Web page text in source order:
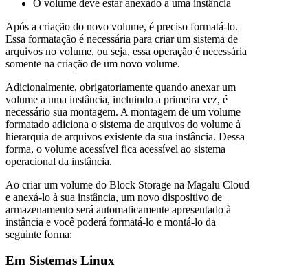
O volume deve estar anexado a uma instância
Após a criação do novo volume, é preciso formatá-lo.
Essa formatação é necessária para criar um sistema de
arquivos no volume, ou seja, essa operação é necessária
somente na criação de um novo volume.
Adicionalmente, obrigatoriamente quando anexar um
volume a uma instância, incluindo a primeira vez, é
necessário sua montagem. A montagem de um volume
formatado adiciona o sistema de arquivos do volume à
hierarquia de arquivos existente da sua instância. Dessa
forma, o volume acessível fica acessível ao sistema
operacional da instância.
Ao criar um volume do Block Storage na Magalu Cloud
e anexá-lo à sua instância, um novo dispositivo de
armazenamento será automaticamente apresentado à
instância e você poderá formatá-lo e montá-lo da
seguinte forma:
Em Sistemas Linux